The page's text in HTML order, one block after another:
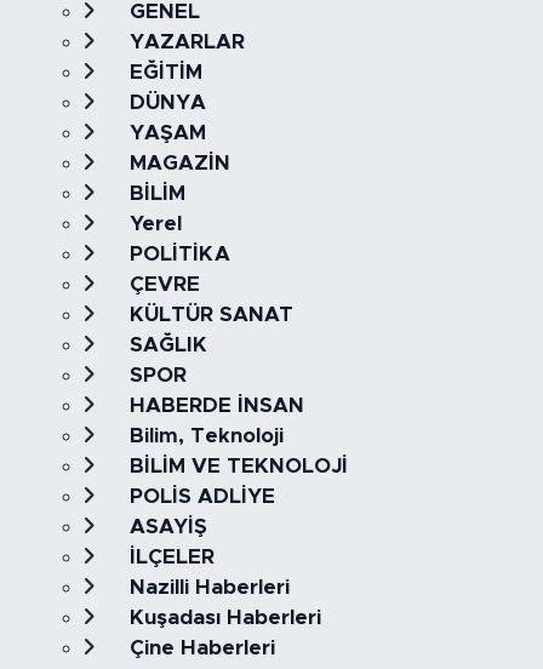
GENEL
YAZARLAR
EĞİTİM
DÜNYA
YAŞAM
MAGAZİN
BİLİM
Yerel
POLİTİKA
ÇEVRE
KÜLTÜR SANAT
SAĞLIK
SPOR
HABERDE İNSAN
Bilim, Teknoloji
BİLİM VE TEKNOLOJİ
POLİS ADLİYE
ASAYİŞ
İLÇELER
Nazilli Haberleri
Kuşadası Haberleri
Çine Haberleri